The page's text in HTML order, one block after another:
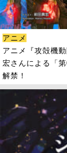
アニメ
アニメ『攻殻機
宏さんによる「
解禁！